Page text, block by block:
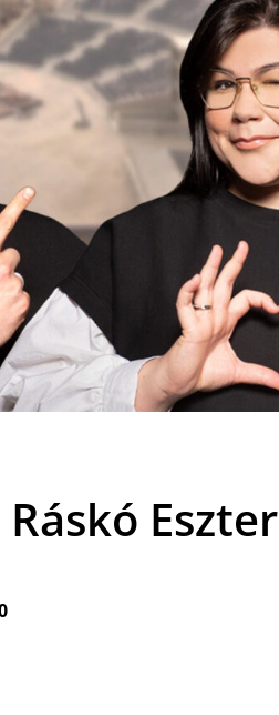
Eszter